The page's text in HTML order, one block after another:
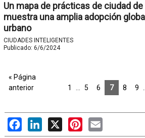
Un mapa de prácticas de ciudad
muestra una amplia adopción
urbano
CIUDADES INTELIGENTES
Publicado: 6/6/2024
« Página
anterior
1 … 5 6 7 8 9
FacebookLinkedIn Pinterest